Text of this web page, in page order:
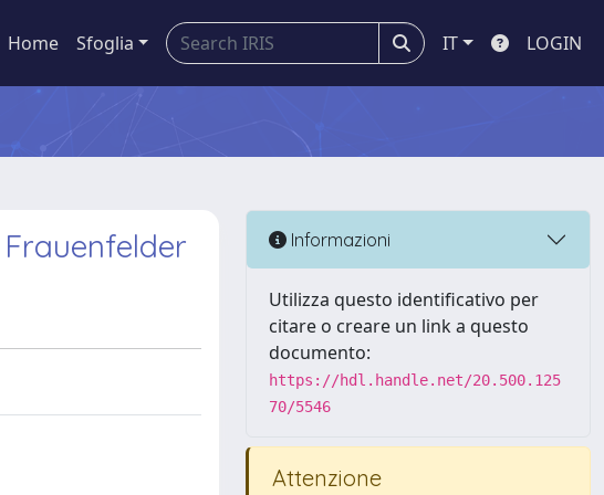
Home Sfoglia IT LOGIN
Informazioni
Utilizza questo identificativo per
citare o creare un link a questo
documento:
https://hdl.handle.net/20.500.125
70/5546
Attenzione